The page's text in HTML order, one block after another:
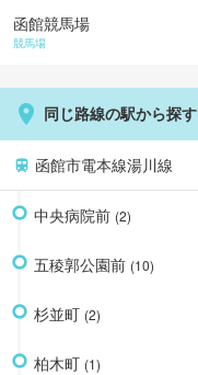
函館競馬場
競馬場
同じ路線の駅から探す
函館市電本線湯川線
中央病院前 (2)
五稜郭公園前 (10)
杉並町 (2)
柏木町 (1)